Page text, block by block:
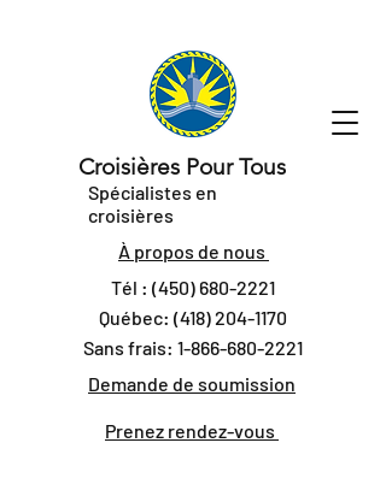
Croisières Pour Tous
Spécialistes en
croisières
À propos de nous
Tél : (450) 680-2221
Québec: (418) 204-1170
Sans frais: 1-866-680-2221
Demande de soumission
Prenez rendez-vous